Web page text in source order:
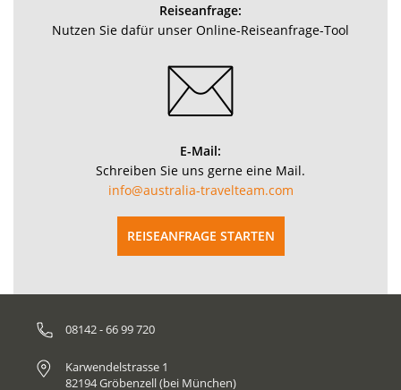
Reiseanfrage:
Nutzen Sie dafür unser Online-Reiseanfrage-Tool
E-Mail:
Schreiben Sie uns gerne eine Mail.
info@australia-travelteam.com
REISEANFRAGE STARTEN
08142 - 66 99 720
Karwendelstrasse 1
82194 Gröbenzell (bei München)